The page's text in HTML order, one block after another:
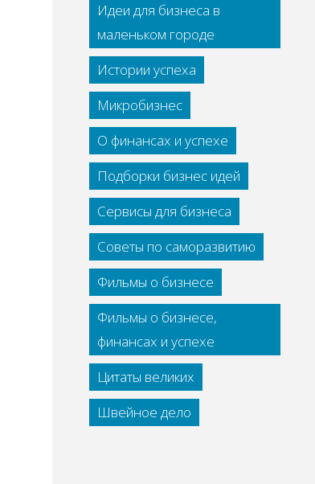
Идеи для бизнеса в
маленьком городе
Истории успеха
Микробизнес
О финансах и успехе
Подборки бизнес идей
Сервисы для бизнеса
Советы по саморазвитию
Фильмы о бизнесе
Фильмы о бизнесе,
финансах и успехе
Цитаты великих
Швейное дело